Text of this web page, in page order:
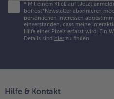
* Mit einem Klick auf „Jetzt
bofrost*Newsletter abonnieren
persönlichen Interessen
einverstanden, dass meine
Hilfe eines Pixels erfasst wird. Ein
Details sind hier zu finden.
Hilfe & Kontakt